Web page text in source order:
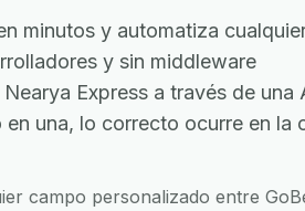
minutos y automatiza
y sin middleware
Express a través de una
una, lo correcto ocurre en la
campo personalizado entre